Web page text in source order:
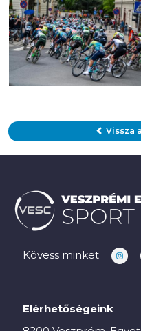
Vissza
Kövess minket
Elérhetőségeink